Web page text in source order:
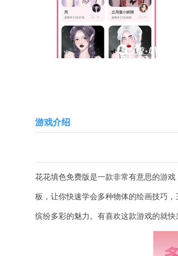
游戏介绍
花花填色免费版是一款非常有意思的游
板，让你快速学会多种物体的绘画技巧
缤纷多彩的魅力。有喜欢这款游戏的就快